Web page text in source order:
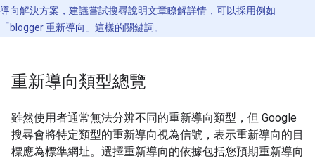
導向解決方案，建議嘗試搜尋說明文章瞭解詳情，可以採用例如
「blogger 重新導向」這樣的關鍵詞。
重新導向類型總覽
雖然使用者通常無法分辨不同的重新導向類型，但 Google
搜尋會將特定類型的重新導向視為信號，表示重新導向的目
標應為標準網址。選擇重新導向的依據包括您預期重新導向